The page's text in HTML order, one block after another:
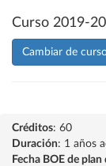
Curso 2019-
Cambiar de
Créditos: 60
Duración: 1 años
Fecha BOE de